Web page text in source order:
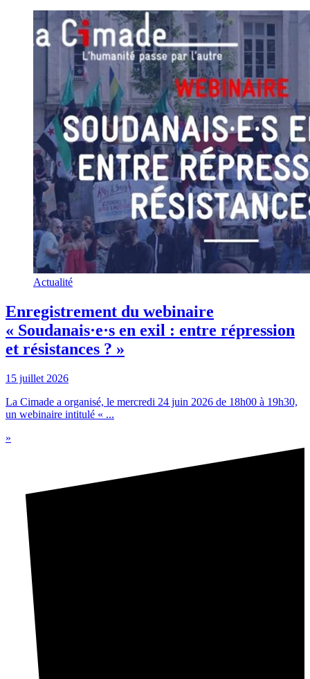
Actualité
Enregistrement du webinaire
« Soudanais·e·s en exil : entre répression
et résistances ? »
15 juillet 2026
La Cimade a organisé, le mercredi 24 juin 2026 de 18h00 à 19h30,
un webinaire intitulé « ...
»